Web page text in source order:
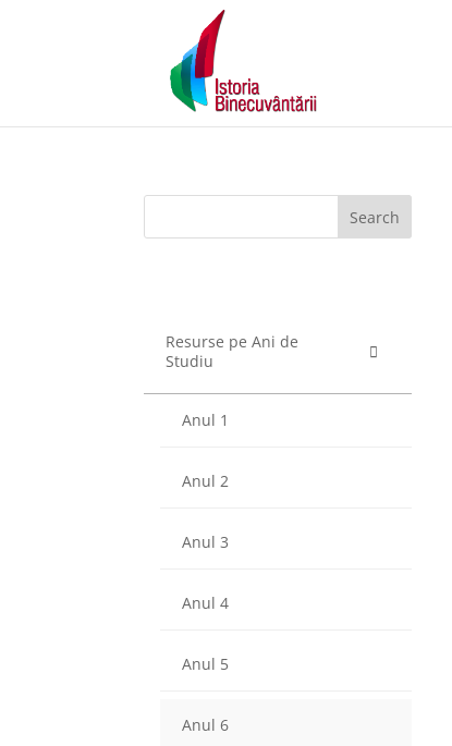
Search
Resurse pe Ani de
Studiu
Anul 1
Anul 2
Anul 3
Anul 4
Anul 5
Anul 6